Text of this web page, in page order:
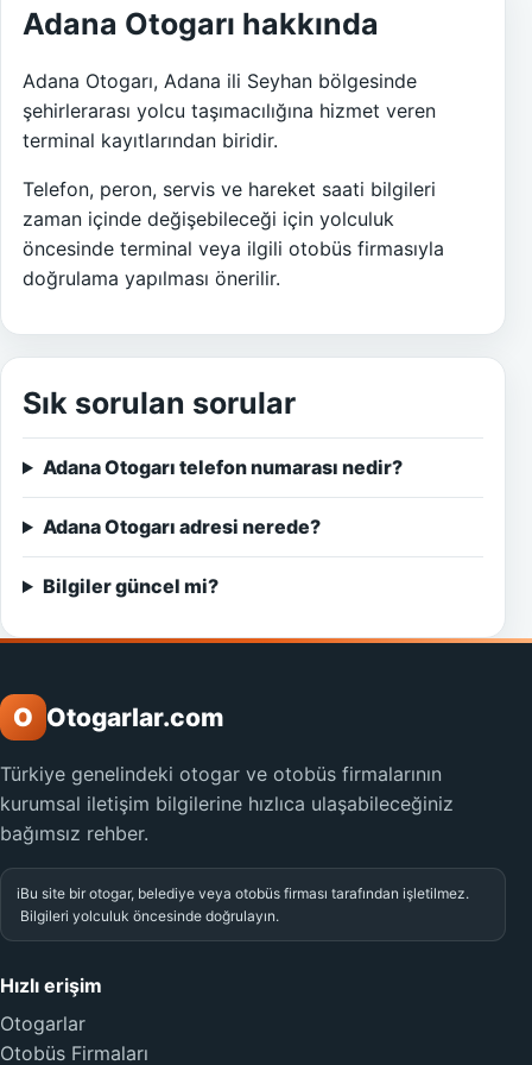
Adana Otogarı hakkında
Adana Otogarı, Adana ili Seyhan bölgesinde
şehirlerarası yolcu taşımacılığına hizmet veren
terminal kayıtlarından biridir.
Telefon, peron, servis ve hareket saati bilgileri
zaman içinde değişebileceği için yolculuk
öncesinde terminal veya ilgili otobüs firmasıyla
doğrulama yapılması önerilir.
Sık sorulan sorular
Adana Otogarı telefon numarası nedir?
Adana Otogarı adresi nerede?
Bilgiler güncel mi?
O Otogarlar.com
Türkiye genelindeki otogar ve otobüs firmalarının
kurumsal iletişim bilgilerine hızlıca ulaşabileceğiniz
bağımsız rehber.
iBu site bir otogar, belediye veya otobüs firması tarafından işletilmez.
Bilgileri yolculuk öncesinde doğrulayın.
Hızlı erişim
Otogarlar
Otobüs Firmaları